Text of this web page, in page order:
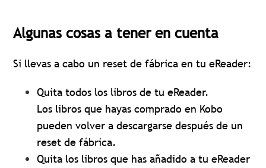
Algunas cosas a tener en cuenta
Si llevas a cabo un reset de fábrica en tu eReader:
Quita todos los libros de tu eReader.
Los libros que hayas comprado en Kobo
pueden volver a descargarse después de un
reset de fábrica.
Quita los libros que has añadido a tu eReader